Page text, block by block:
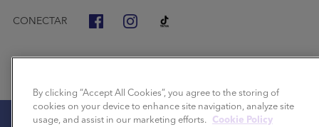
CONECTAR
By clicking “Accept All Cookies”, you agree to the storing of
cookies on your device to enhance site navigation, analyze site
usage, and assist in our marketing efforts. Cookie Policy